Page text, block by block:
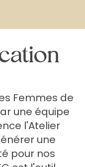
Femmes de
une équipe
l'Atelier
une
pour nos